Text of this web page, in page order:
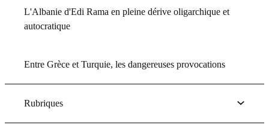
L'Albanie d'Edi Rama en pleine dérive oligarchique et
autocratique
Entre Grèce et Turquie, les dangereuses provocations
Rubriques